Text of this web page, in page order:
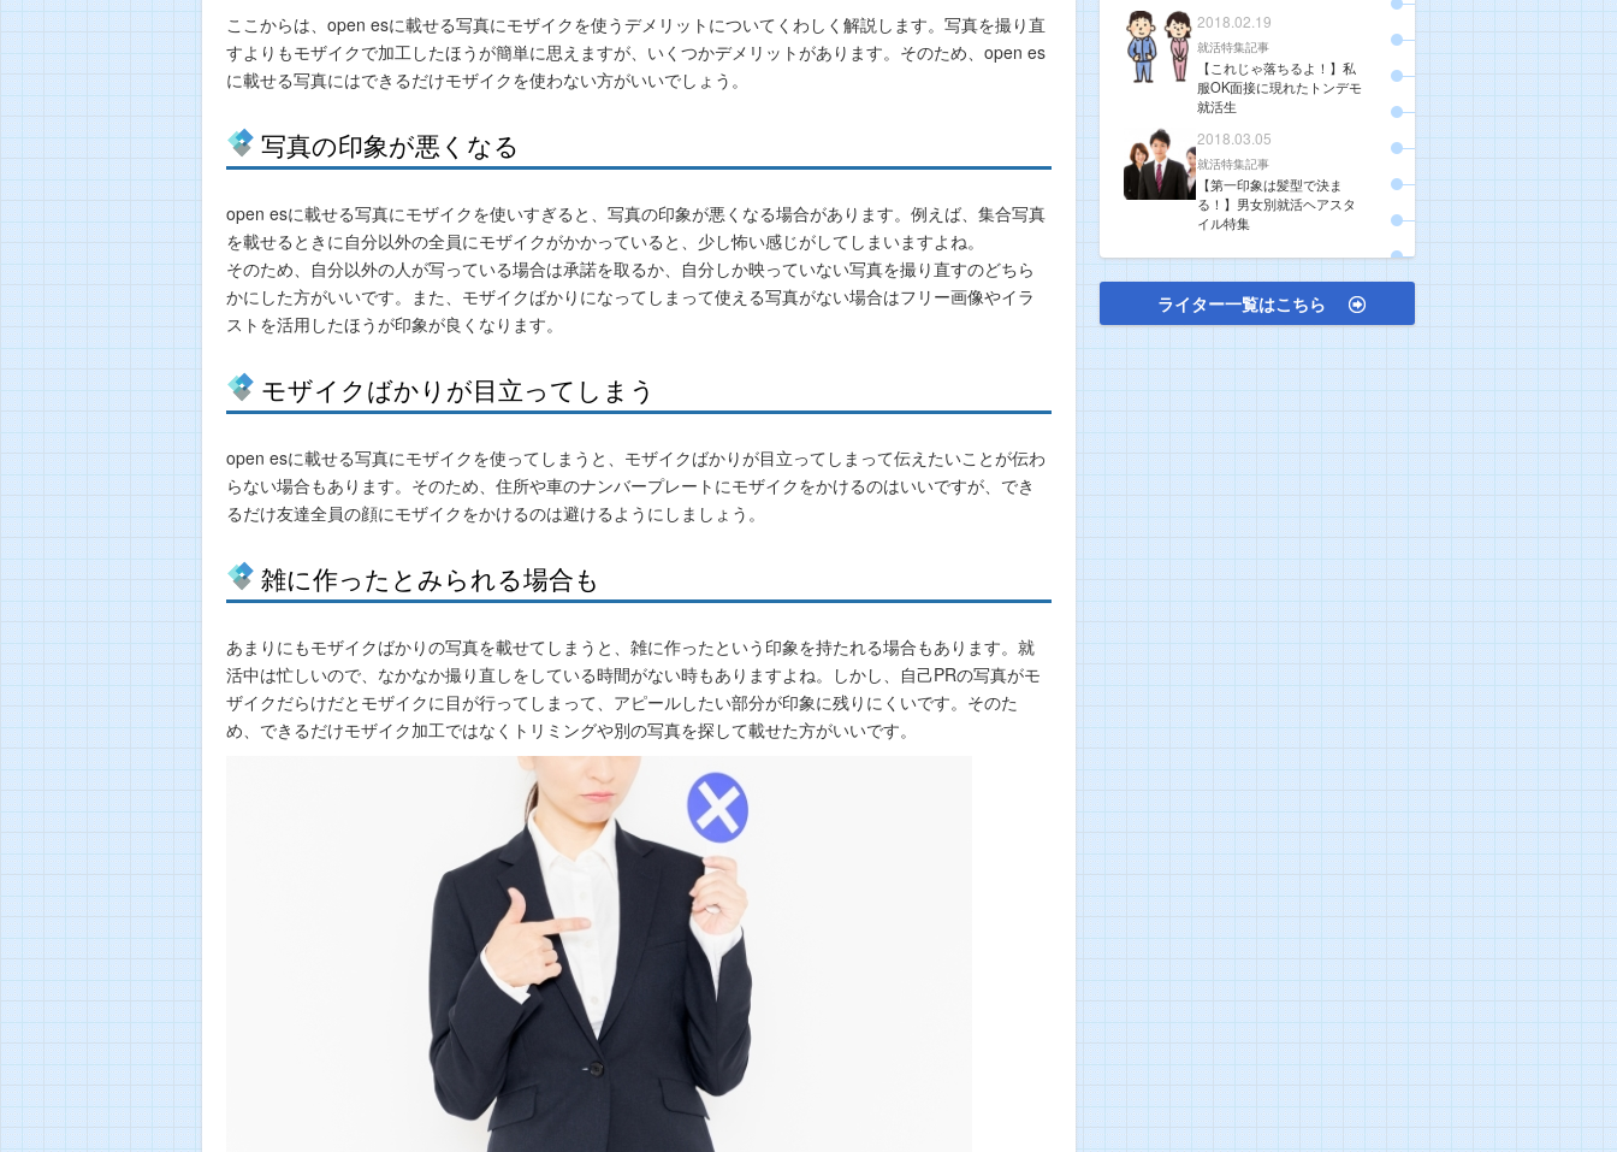
ここからは、open esに載せる写真にモザイクを使うデメリットについてくわしく解説します。写真を撮り直
すよりもモザイクで加工したほうが簡単に思えますが、いくつかデメリットがあります。そのため、open es
に載せる写真にはできるだけモザイクを使わない方がいいでしょう。
写真の印象が悪くなる
open esに載せる写真にモザイクを使いすぎると、写真の印象が悪くなる場合があります。例えば、集合写真
を載せるときに自分以外の全員にモザイクがかかっていると、少し怖い感じがしてしまいますよね。
そのため、自分以外の人が写っている場合は承諾を取るか、自分しか映っていない写真を撮り直すのどちら
かにした方がいいです。また、モザイクばかりになってしまって使える写真がない場合はフリー画像やイラ
ストを活用したほうが印象が良くなります。
モザイクばかりが目立ってしまう
open esに載せる写真にモザイクを使ってしまうと、モザイクばかりが目立ってしまって伝えたいことが伝わ
らない場合もあります。そのため、住所や車のナンバープレートにモザイクをかけるのはいいですが、でき
るだけ友達全員の顔にモザイクをかけるのは避けるようにしましょう。
雑に作ったとみられる場合も
あまりにもモザイクばかりの写真を載せてしまうと、雑に作ったという印象を持たれる場合もあります。就
活中は忙しいので、なかなか撮り直しをしている時間がない時もありますよね。しかし、自己PRの写真がモ
ザイクだらけだとモザイクに目が行ってしまって、アピールしたい部分が印象に残りにくいです。そのた
め、できるだけモザイク加工ではなくトリミングや別の写真を探して載せた方がいいです。
2018.02.19
就活特集記事
【これじゃ落ちるよ！】私
服OK面接に現れたトンデモ
就活生
2018.03.05
就活特集記事
【第一印象は髪型で決ま
る！】男女別就活ヘアスタ
イル特集
ライター一覧はこちら